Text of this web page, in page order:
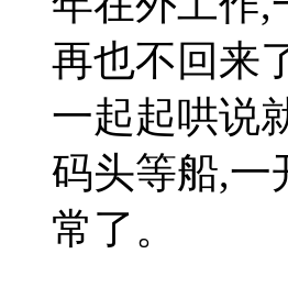
再也不回来
一起起哄说
码头等船,一
常了。